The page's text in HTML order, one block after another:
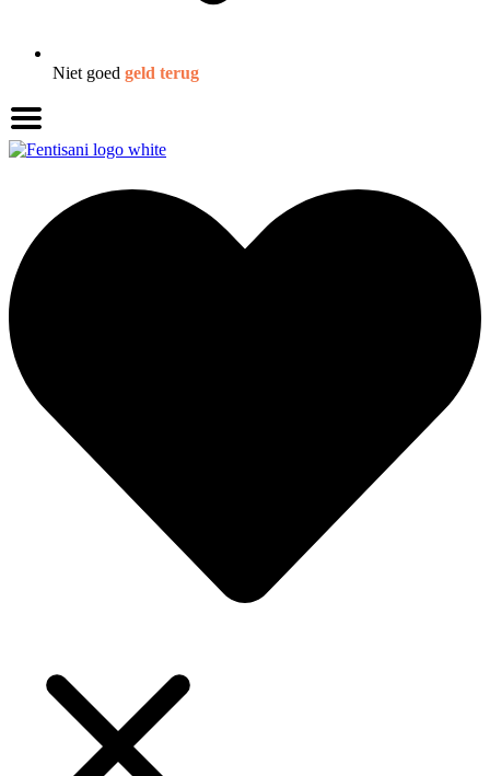
Niet goed geld terug